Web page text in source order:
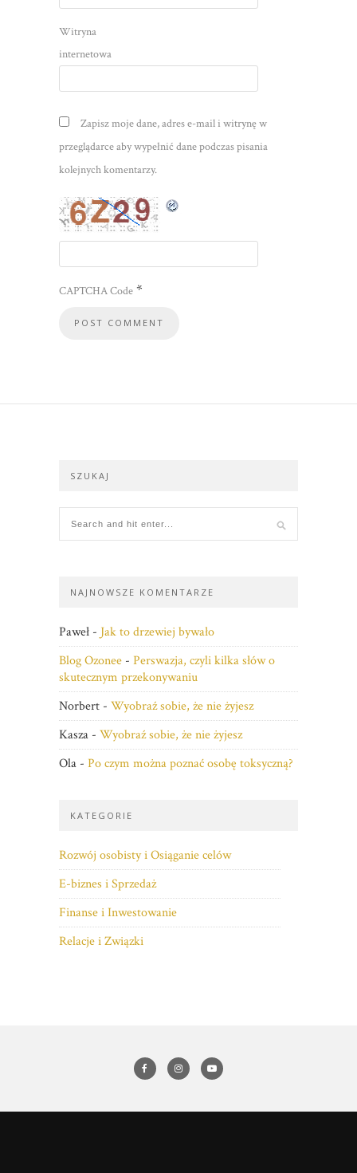
Witryna
internetowa
Zapisz moje dane, adres e-mail i witrynę w
przeglądarce aby wypełnić dane podczas pisania
kolejnych komentarzy.
CAPTCHA Code *
SZUKAJ
NAJNOWSZE KOMENTARZE
Paweł - Jak to drzewiej bywało
Blog Ozonee - Perswazja, czyli kilka słów o
skutecznym przekonywaniu
Norbert - Wyobraź sobie, że nie żyjesz
Kasza - Wyobraź sobie, że nie żyjesz
Ola - Po czym można poznać osobę toksyczną?
KATEGORIE
Rozwój osobisty i Osiąganie celów
E-biznes i Sprzedaż
Finanse i Inwestowanie
Relacje i Związki